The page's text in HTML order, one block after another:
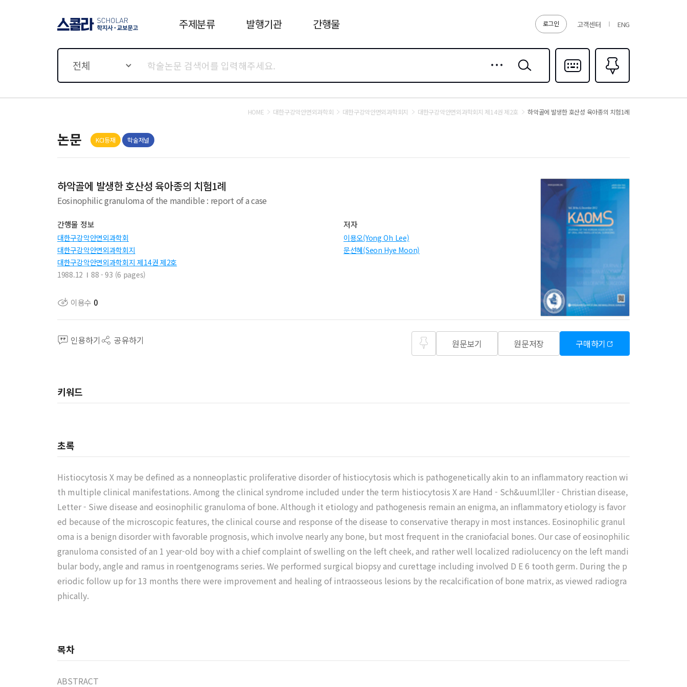
로그인 고객센터 ENG
주제분류 발행기관 간행물
전체
검색
다국어입력
즐겨찾기0
HOME 대한구강악안면외과학회 대한구강악안면외과학회지 대한구강악안면외과학회지 제14권 제2호 하악골에 발생한 호산성 육아종의 치험1례
논문 KCI등재 학술저널
하악골에 발생한 호산성 육아종의 치험1례
Eosinophilic granuloma of the mandible : report of a case
간행물 정보
대한구강악안면외과학회
대한구강악안면외과학회지
대한구강악안면외과학회지 제14권 제2호
1988.12
88 - 93 (6 pages)
저자
이용오(Yong Oh Lee)
문선혜(Seon Hye Moon)
이용수 0
인용하기 공유하기 원문보기 원문저장 구매하기
키워드
초록
Histiocytosis X may be defined as a nonneoplastic proliferative disorder of histiocytosis which is pathogenetically akin to an inflammatory reaction wi
th multiple clinical manifestations. Among the clinical syndrome included under the term histiocytosis X are Hand - Sch&uuml;ller - Christian disease,
Letter - Siwe disease and eosinophilic granuloma of bone. Although it etiology and pathogenesis remain an enigma, an inflammatory etiology is favor
ed because of the microscopic features, the clinical course and response of the disease to conservative therapy in most instances. Eosinophilic granul
oma is a benign disorder with favorable prognosis, which involve nearly any bone, but most frequent in the craniofacial bones. Our case of eosinophilic
granuloma consisted of an 1 year-old boy with a chief complaint of swelling on the left cheek, and rather well localized radiolucency on the left mandi
bular body, angle and ramus in roentgenograms series. We performed surgical biopsy and curettage including involved D E 6 tooth germ. During the p
eriodic follow up for 13 months there were improvement and healing of intraosseous lesions by the recalcification of bone matrix, as viewed radiogra
phically.
목차
ABSTRACT